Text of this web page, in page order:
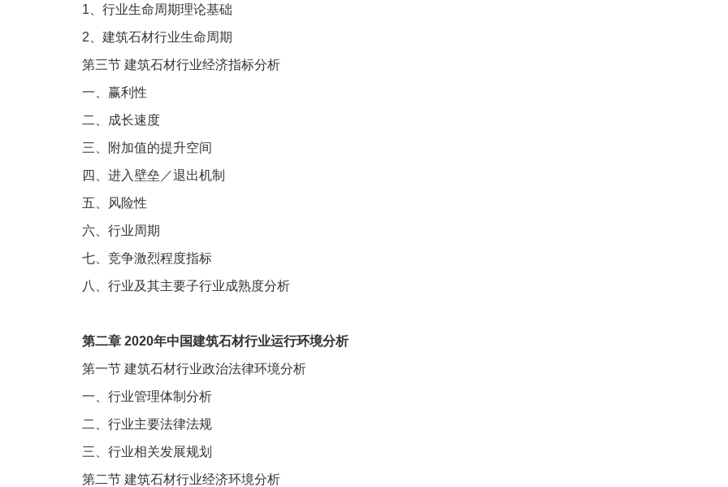
1 、行业生命周期理论基础
2 、建筑石材行业生命周期
第三节 建筑石材行业经济指标分析
一、赢利性
二、成长速度
三、附加值的提升空间
四、进入壁垒／退出机制
五、风险性
六、行业周期
七、竞争激烈程度指标
八、行业及其主要子行业成熟度分析
第二章 2020年中国建筑石材行业运行环境分析
第一节 建筑石材行业政治法律环境分析
一、行业管理体制分析
二、行业主要法律法规
三、行业相关发展规划
第二节 建筑石材行业经济环境分析